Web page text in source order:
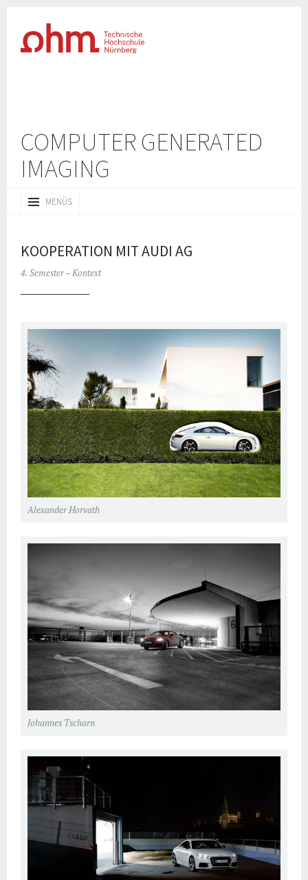
COMPUTER GENERATED
IMAGING
MENÜS
INHALT
KOOPERATION MIT AUDI AG
4. Semester – Kontext
Alexander Horvath
Johannes Tscharn